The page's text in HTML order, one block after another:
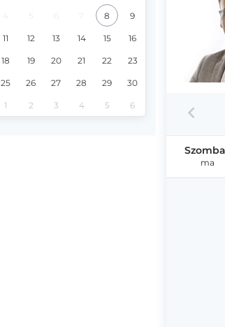
8 9
11 12 13 14 15 16
18 19 20 21 22 23
25 26 27 28 29 30
1 2 3 4 5 6
ma